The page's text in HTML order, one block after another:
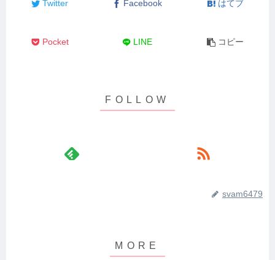
Twitter Facebook はてブ
Pocket LINE コピー
svam6479